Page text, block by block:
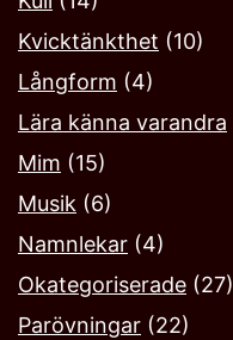
Kvicktänkthet (10)
Långform (4)
Lära känna varandra
Mim (15)
Musik (6)
Namnlekar‎ (4)
Okategoriserade (27)
Parövningar (22)